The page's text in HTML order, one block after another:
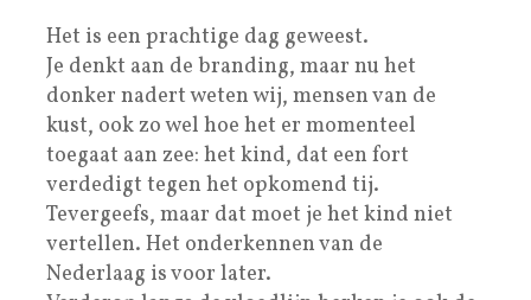
Het is een prachtige dag geweest.
Je denkt aan de branding, maar nu het
donker nadert weten wij, mensen van de
kust, ook zo wel hoe het er momenteel
toegaat aan zee: het kind, dat een fort
verdedigt tegen het opkomend tij.
Tevergeefs, maar dat moet je het kind niet
vertellen. Het onderkennen van de
Nederlaag is voor later.